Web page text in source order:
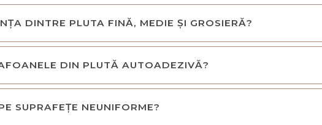
DINTRE PLUTA FINĂ, MEDIE ȘI GROSIERĂ?
DIN PLUTĂ AUTOADEZIVĂ?
SUPRAFEȚE NEUNIFORME?